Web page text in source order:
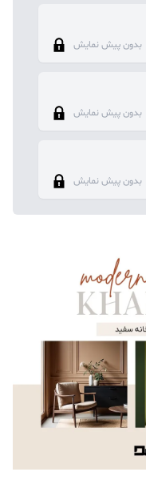
بدون پیش نمایش
بدون پیش نمایش
بدون پیش نمایش